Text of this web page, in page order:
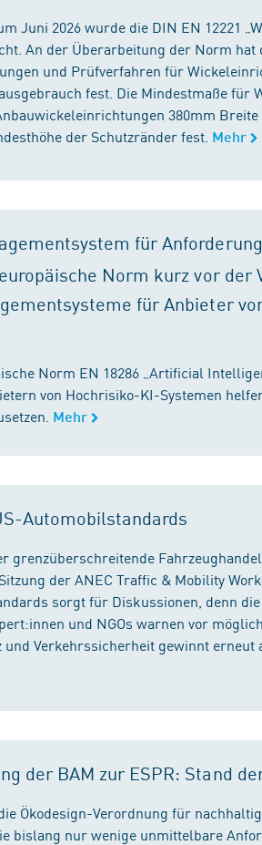
Juni 2026 wurde die DIN EN 12221
An der Überarbeitung der Norm
und Prüfverfahren für
fest. Die Mindestmaße für
380mm
der Schutzränder fest. Mehr
für
Norm kurz vor
für Anbieter
Norm EN 18286 „Artificial
von Hochrisiko-KI-Systemen
Mehr
Automobilstandards
grenzüberschreitende
der ANEC Traffic & Mobility
sorgt für Diskussionen, denn
und NGOs warnen vor
Verkehrssicherheit gewinnt erneut
der BAM zur ESPR: Stand
Ökodesign-Verordnung für
bislang nur wenige unmittelbare